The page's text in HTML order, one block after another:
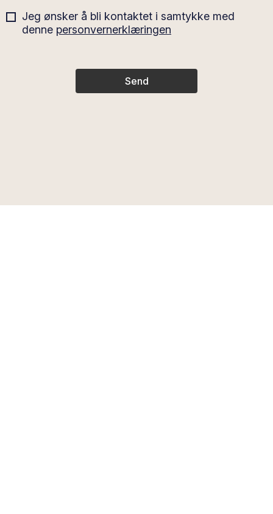
Jeg ønsker å bli kontaktet i samtykke med
denne personvernerklæringen
Send